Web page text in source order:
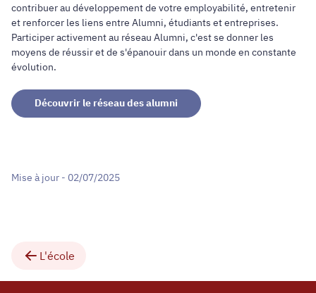
contribuer au développement de votre employabilité, entretenir
et renforcer les liens entre Alumni, étudiants et entreprises.
Participer activement au réseau Alumni, c'est se donner les
moyens de réussir et de s'épanouir dans un monde en constante
évolution.
Découvrir le réseau des alumni
Mise à jour - 02/07/2025
L'école